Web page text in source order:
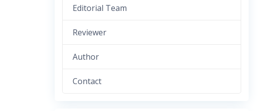
Editorial Team
Reviewer
Author
Contact